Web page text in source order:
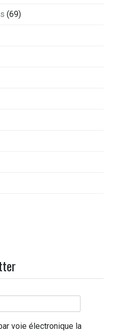
(69)
voie électronique la